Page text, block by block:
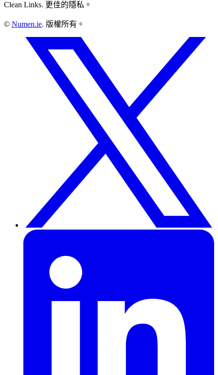
Clean Links. 更佳的隱私。
© Numen.ie. 版權所有。